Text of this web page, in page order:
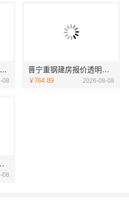
泉州家装价格-福建尚艺空间新材料科技有限公司
08
晋宁重钢建房报价透明，云南晟构建筑建材有限公司
￥764.89 2026-08-08
专业空间设计一站式
08